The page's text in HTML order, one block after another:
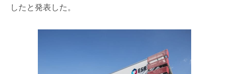
したと発表した。